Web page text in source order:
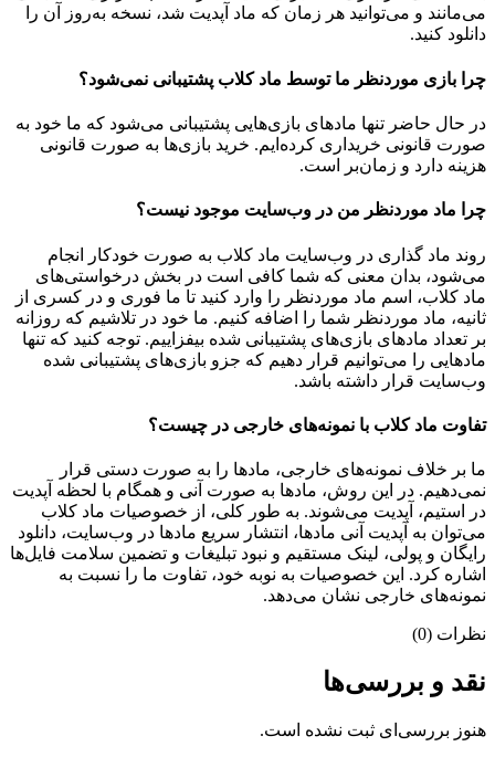
می‌مانند و می‌توانید هر زمان که ماد آپدیت شد، نسخه به‌روز آن را
دانلود کنید.
چرا بازی موردنظر ما توسط ماد کلاب پشتیبانی نمی‌شود؟
در حال حاضر تنها مادهای بازی‌هایی پشتیبانی می‌شود که ما خود به
صورت قانونی خریداری کرده‌ایم. خرید بازی‌ها به صورت قانونی
هزینه دارد و زمان‌بر است.
چرا ماد موردنظر من در وب‌سایت موجود نیست؟
روند ماد گذاری در وب‌سایت ماد کلاب به صورت خودکار انجام
می‌شود، بدان معنی که شما کافی است در بخش درخواستی‌های
ماد کلاب، اسم ماد موردنظر را وارد کنید تا ما فوری و در کسری از
ثانیه، ماد موردنظر شما را اضافه کنیم. ما خود در تلاشیم که روزانه
بر تعداد مادهای بازی‌های پشتیبانی شده بیفزاییم. توجه کنید که تنها
مادهایی را می‌توانیم قرار دهیم که جزو بازی‌های پشتیبانی شده
وب‌سایت قرار داشته باشد.
تفاوت ماد کلاب با نمونه‌های خارجی در چیست؟
ما بر خلاف نمونه‌های خارجی، مادها را به صورت دستی قرار
نمی‌دهیم. در این روش، مادها به صورت آنی و همگام با لحظه آپدیت
در استیم، آپدیت می‌شوند. به طور کلی، از خصوصیات ماد کلاب
می‌‌توان به آپدیت آنی مادها، انتشار سریع مادها در وب‌سایت، دانلود
رایگان و پولی، لینک مستقیم و نبود تبلیغات و تضمین سلامت فایل‌ها
اشاره کرد. این خصوصیات به نوبه خود، تفاوت ما را نسبت به
نمونه‌های خارجی نشان می‌دهد.
نظرات (0)
نقد و بررسی‌ها
هنوز بررسی‌ای ثبت نشده است.